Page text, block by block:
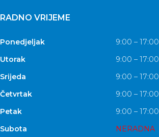
RADNO VRIJEME
Ponedjeljak
9:00 – 17:00
Utorak
9:00 – 17:00
Srijeda
9:00 – 17:00
Četvrtak
9:00 – 17:00
Petak
9:00 – 17:00
Subota
NERADNA